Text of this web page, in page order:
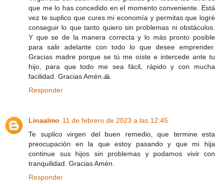
que me lo has concedido en el momento conveniente. Está
vez te suplico que cures mi economía y permitas que logré
conseguir lo que tanto quiero sin problemas ni obstáculos.
Y que se de la manera correcta y lo más pronto posible
para salir adelante con todo lo que desee emprender.
Gracias madre porque se tú me oíste e intercede ante tu
hijo, para que todo me sea fácil, rápido y con mucha
facilidad. Gracias Amén 🙏
Responder
Linaalmo 11 de febrero de 2023 a las 12:45
Te suplico virgen del buen remedio, que termine esta
preocupación en la que estoy pasando y que mi hija
continue sus hijos sin problemas y podamos vivir con
tranquilidad. Gracias Amén.
Responder